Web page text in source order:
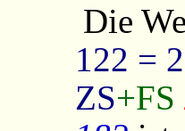
Die
122 =
ZS+FS